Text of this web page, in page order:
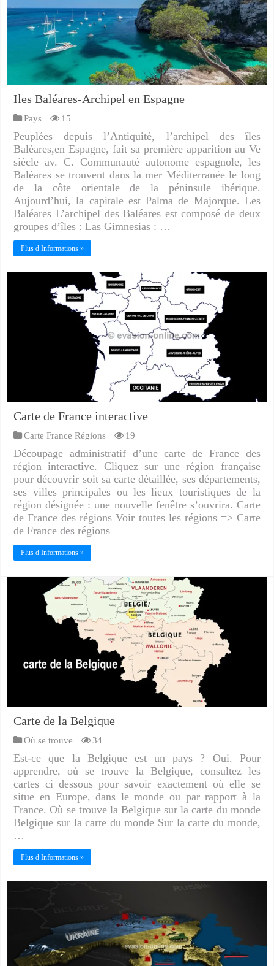
Iles Baléares-Archipel en Espagne
Pays 15
Peuplées depuis l’Antiquité, l’archipel des îles
Baléares,en Espagne, fait sa première apparition au Ve
siècle av. C. Communauté autonome espagnole, les
Baléares se trouvent dans la mer Méditerranée le long
de la côte orientale de la péninsule ibérique.
Aujourd’hui, la capitale est Palma de Majorque. Les
Baléares L’archipel des Baléares est composé de deux
groupes d’îles : Las Gimnesias : …
Plus d Informations »
Carte de France interactive
Carte France Régions 19
Découpage administratif d’une carte de France des
région interactive. Cliquez sur une région française
pour découvrir soit sa carte détaillée, ses départements,
ses villes principales ou les lieux touristiques de la
région désignée : une nouvelle fenêtre s’ouvrira. Carte
de France des régions Voir toutes les régions => Carte
de France des régions
Plus d Informations »
Carte de la Belgique
Où se trouve 34
Est-ce que la Belgique est un pays ? Oui. Pour
apprendre, où se trouve la Belgique, consultez les
cartes ci dessous pour savoir exactement où elle se
situe en Europe, dans le monde ou par rapport à la
France. Où se trouve la Belgique sur la carte du monde
Belgique sur la carte du monde Sur la carte du monde,
…
Plus d Informations »